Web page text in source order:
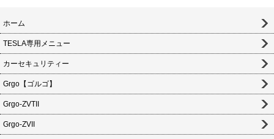
ホーム
TESLA専用メニュー
カーセキュリティー
Grgo【ゴルゴ】
Grgo-ZVTII
Grgo-ZVII